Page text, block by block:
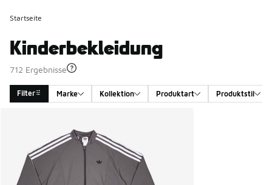
Startseite
Kinderbekleidung
712 Ergebnisse
Filter Marke Kollektion Produktart Produktstil